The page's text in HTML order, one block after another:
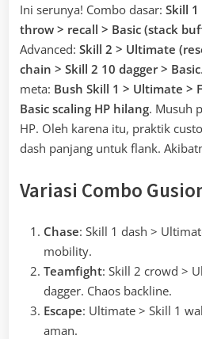
Ini serunya! Combo dasar: Skill
throw > recall > Basic (stack
Advanced: Skill 2 > Ultimate
chain > Skill 2 10 dagger > Basic
meta: Bush Skill 1 > Ultimate >
Basic scaling HP hilang. Musuh
HP. Oleh karena itu, praktik
dash panjang untuk flank.
Variasi Combo
Chase: Skill 1 dash >
mobility.
Teamfight: Skill 2 crowd >
dagger. Chaos backline.
Escape: Ultimate > Skill 1
aman.